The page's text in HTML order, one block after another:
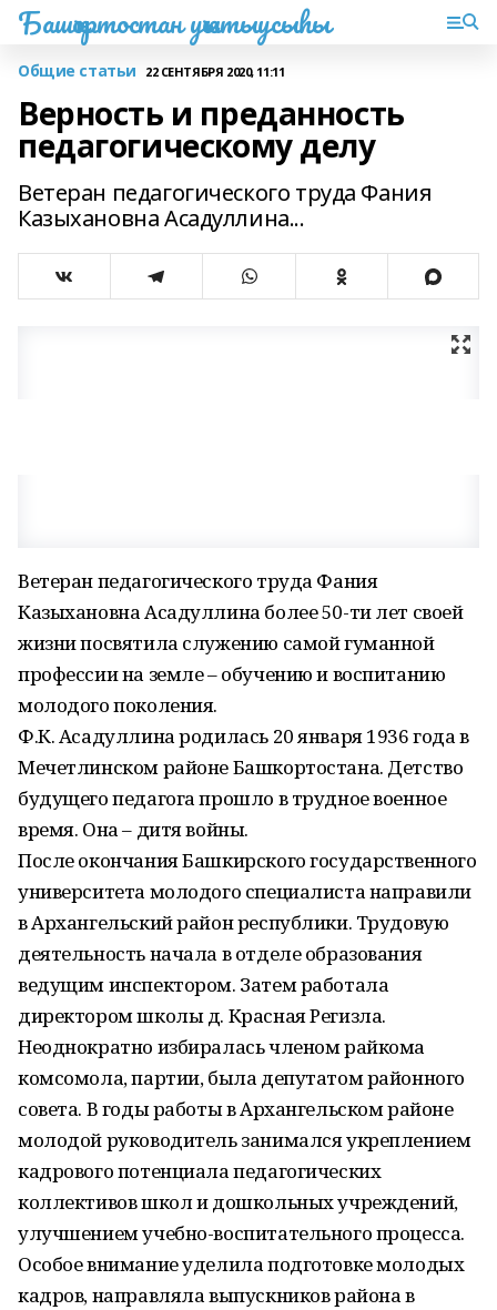
Башҡортостан уҡытыусыһы
Общие статьи 22 СЕНТЯБРЯ 2020, 11:11
Верность и преданность
педагогическому делу
Ветеран педагогического труда Фания
Казыхановна Асадуллина...
Ветеран педагогического труда Фания
Казыхановна Асадуллина более 50-ти лет своей
жизни посвятила служению самой гуманной
профессии на земле – обучению и воспитанию
молодого поколения.
Ф.К. Асадуллина родилась 20 января 1936 года в
Мечетлинском районе Башкортостана. Детство
будущего педагога прошло в трудное военное
время. Она – дитя войны.
После окончания Башкирского государственного
университета молодого специалиста направили
в Архангельский район республики. Трудовую
деятельность начала в отделе образования
ведущим инспектором. Затем работала
директором школы д. Красная Регизла.
Неоднократно избиралась членом райкома
комсомола, партии, была депутатом районного
совета. В годы работы в Архангельском районе
молодой руководитель занимался укреплением
кадрового потенциала педагогических
коллективов школ и дошкольных учреждений,
улучшением учебно-воспитательного процесса.
Особое внимание уделила подготовке молодых
кадров, нап­рав­ляла выпускников района в